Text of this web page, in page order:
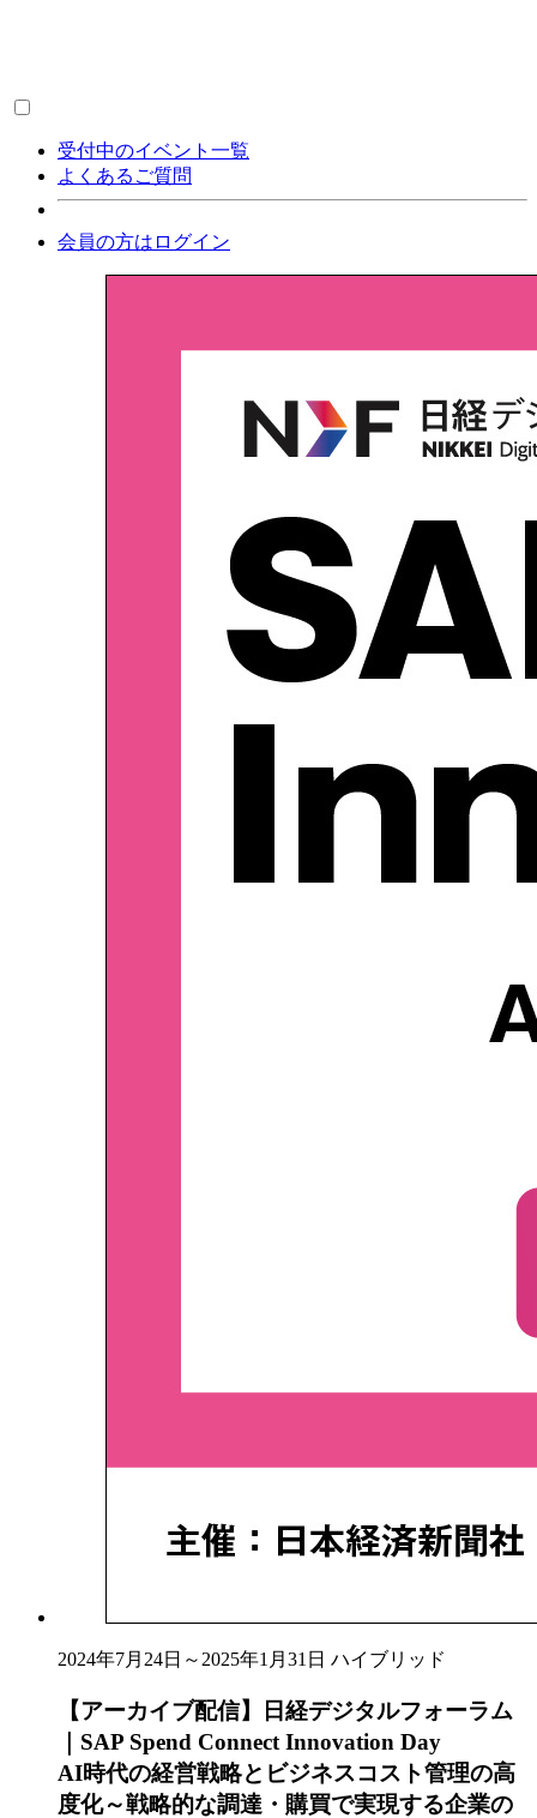
受付中のイベント一覧
よくあるご質問
会員の方はログイン
2024年7月24日～2025年1月31日 ハイブリッド
【アーカイブ配信】日経デジタルフォーラム
｜SAP Spend Connect Innovation Day
AI時代の経営戦略とビジネスコスト管理の高
度化～戦略的な調達・購買で実現する企業の